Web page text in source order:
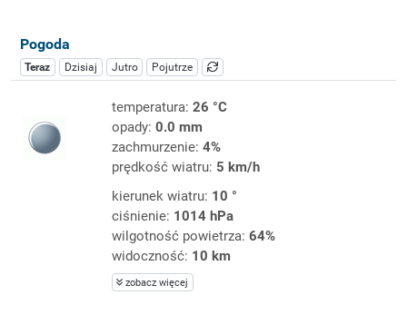
Pogoda
Teraz Dzisiaj Jutro Pojutrze
temperatura: 26 °C
opady: 0.0 mm
zachmurzenie: 4%
prędkość wiatru: 5 km/h
kierunek wiatru: 10 °
ciśnienie: 1014 hPa
wilgotność powietrza: 64%
widoczność: 10 km
zobacz więcej